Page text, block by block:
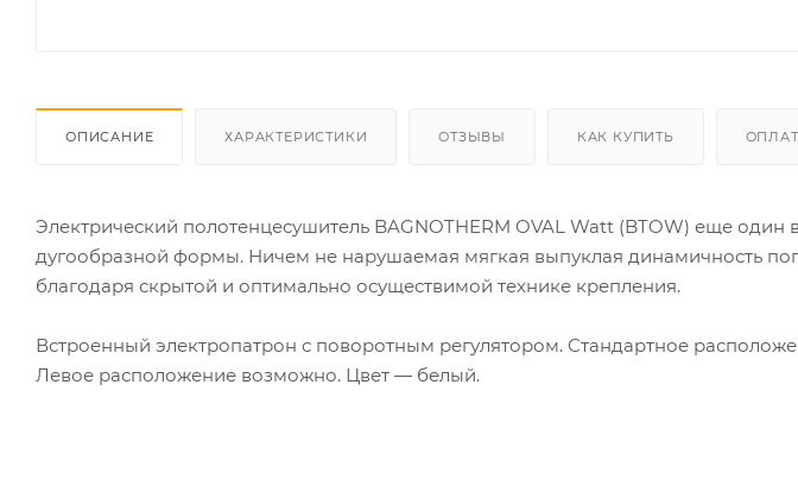
ОПИСАНИЕ ХАРАКТЕРИСТИКИ ОТЗЫВЫ КАК КУПИТЬ
Электрический полотенцесушитель BAGNOTHERM OVAL Watt (BTOW) еще один
дугообразной формы. Ничем не нарушаемая мягкая выпуклая динамичность
благодаря скрытой и оптимально осуществимой технике крепления.
Встроенный электропатрон с поворотным регулятором. Стандартное
Левое расположение возможно. Цвет — белый.